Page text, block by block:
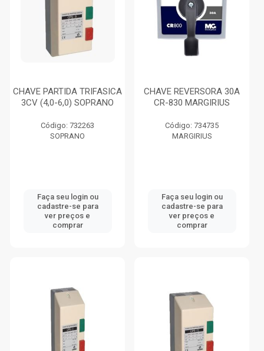
CHAVE PARTIDA TRIFASICA
3CV (4,0-6,0) SOPRANO
Código: 732263
SOPRANO
Faça seu login ou
cadastre-se para
ver preços e
comprar
CHAVE REVERSORA 30A
CR-830 MARGIRIUS
Código: 734735
MARGIRIUS
Faça seu login ou
cadastre-se para
ver preços e
comprar